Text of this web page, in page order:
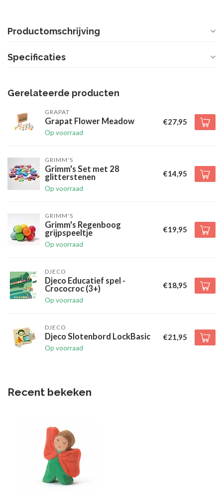
Productomschrijving
Specificaties
Gerelateerde producten
GRAPAT
Grapat Flower Meadow
Op voorraad
€27,95
GRIMM'S
Grimm's Set met 28
glitterstenen
Op voorraad
€14,95
GRIMM'S
Grimm's Regenboog
grijpspeeltje
Op voorraad
€19,95
DJECO
Djeco Educatief spel -
Crococroc (3+)
Op voorraad
€18,95
DJECO
Djeco Slotenbord LockBasic
Op voorraad
€21,95
Recent bekeken